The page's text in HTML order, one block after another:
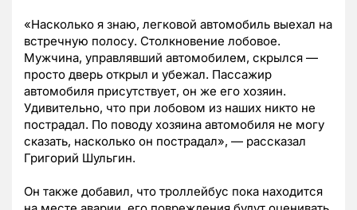
«Насколько я знаю, легковой автомобиль выехал на
встречную полосу. Столкновение лобовое.
Мужчина, управлявший автомобилем, скрылся —
просто дверь открыл и убежал. Пассажир
автомобиля присутствует, он же его хозяин.
Удивительно, что при лобовом из наших никто не
пострадал. По поводу хозяина автомобиля не могу
сказать, насколько он пострадал», — рассказал
Григорий Шульгин.
Он также добавил, что троллейбус пока находится